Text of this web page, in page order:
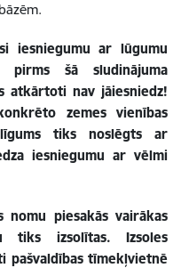
iesniegumu ar lūgumu
pirms šā sludinājuma
atkārtoti nav jāiesniedz!
zemes vienības
tiks noslēgts ar
iesniegumu ar vēlmi
piesakās vairākas
tiks izsolītas. Izsoles
pašvaldības tīmekļvietnē